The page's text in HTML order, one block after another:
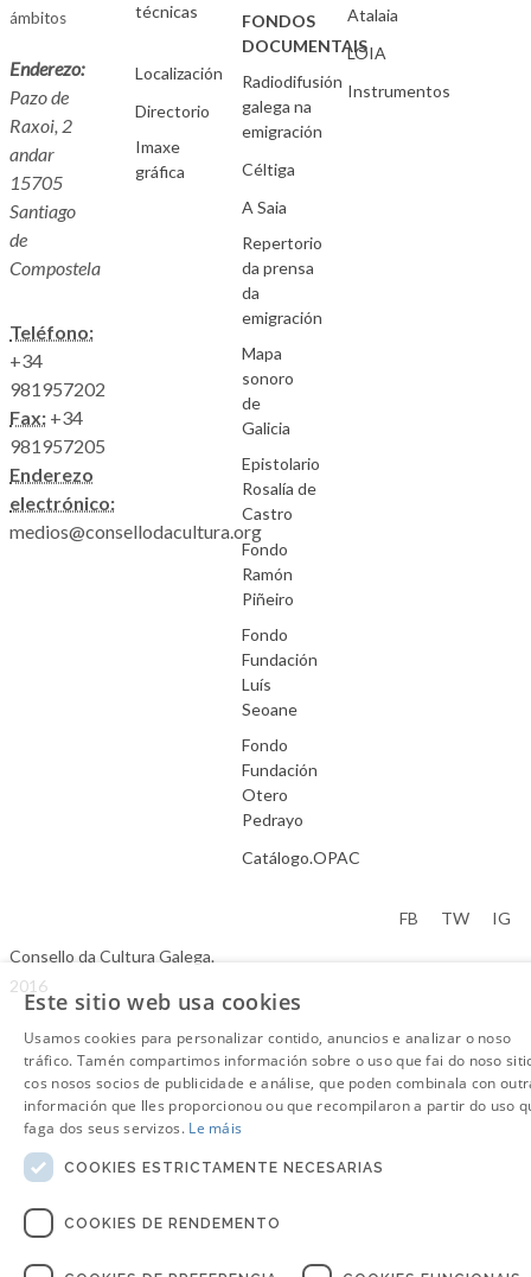
ámbitos
Enderezo:
Pazo de
Raxoi, 2
andar
15705
Santiago
de
Compostela
Teléfono:
+34
981957202
Fax: +34
981957205
Enderezo
electrónico:
medios@consellodacultura.org
técnicas
Localización
Directorio
Imaxe
gráfica
FONDOS
DOCUMENTAIS
Radiodifusión
galega na
emigración
Céltiga
A Saia
Repertorio
da prensa
da
emigración
Mapa
sonoro
de
Galicia
Epistolario
Rosalía de
Castro
Fondo
Ramón
Piñeiro
Fondo
Fundación
Luís
Seoane
Fondo
Fundación
Otero
Pedrayo
Catálogo.OPAC
Atalaia
LOIA
Instrumentos
Consello da Cultura Galega.
2016
FB TW IG
Este sitio web usa cookies
Usamos cookies para personalizar contido, anuncios e analizar o noso
tráfico. Tamén compartimos información sobre o uso que fai do noso
cos nosos socios de publicidade e análise, que poden combinala con
información que lles proporcionou ou que recompilaron a partir do uso
faga dos seus servizos. Le máis
COOKIES ESTRICTAMENTE NECESARIAS
COOKIES DE RENDEMENTO